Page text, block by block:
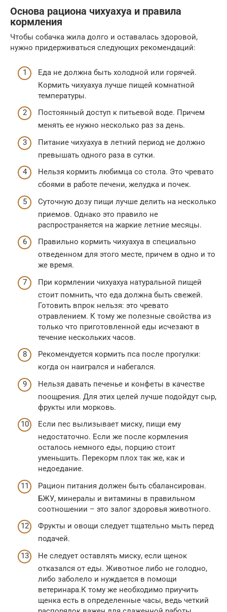
Основа рациона чихуахуа и правила
кормления
Чтобы собачка жила долго и оставалась здоровой,
нужно придерживаться следующих рекомендаций:
Еда не должна быть холодной или горячей.
Кормить чихуахуа лучше пищей комнатной
температуры.
Постоянный доступ к питьевой воде. Причем
менять ее нужно несколько раз за день.
Питание чихуахуа в летний период не должно
превышать одного раза в сутки.
Нельзя кормить любимца со стола. Это чревато
сбоями в работе печени, желудка и почек.
Суточную дозу пищи лучше делить на несколько
приемов. Однако это правило не
распространяется на жаркие летние месяцы.
Правильно кормить чихуахуа в специально
отведенном для этого месте, причем в одно и то
же время.
При кормлении чихуахуа натуральной пищей
стоит помнить, что еда должна быть свежей.
Готовить впрок нельзя: это чревато
отравлением. К тому же полезные свойства из
только что приготовленной еды исчезают в
течение нескольких часов.
Рекомендуется кормить пса после прогулки:
когда он наигрался и набегался.
Нельзя давать печенье и конфеты в качестве
поощрения. Для этих целей лучше подойдут сыр,
фрукты или морковь.
Если пес вылизывает миску, пищи ему
недостаточно. Если же после кормления
осталось немного еды, порцию стоит
уменьшить. Перекорм плох так же, как и
недоедание.
Рацион питания должен быть сбалансирован.
БЖУ, минералы и витамины в правильном
соотношении – это залог здоровья животного.
Фрукты и овощи следует тщательно мыть перед
подачей.
Не следует оставлять миску, если щенок
отказался от еды. Животное либо не голодно,
либо заболело и нуждается в помощи
ветеринара.К тому же необходимо приучить
щенка есть в определенные часы, ведь четкий